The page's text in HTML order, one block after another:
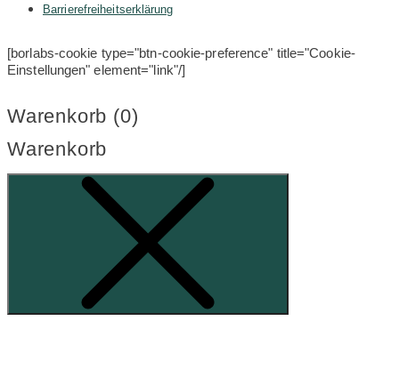
Barrierefreiheitserklärung
[borlabs-cookie type="btn-cookie-preference" title="Cookie-
Einstellungen" element="link"/]
Warenkorb (0)
Warenkorb